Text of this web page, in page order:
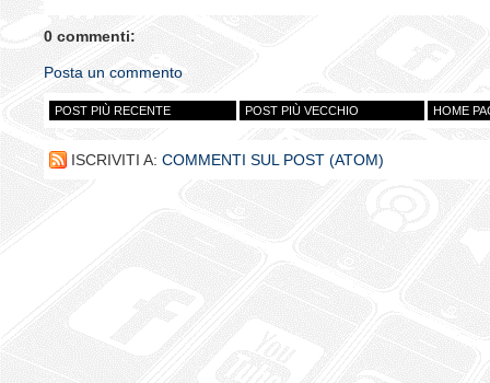
0 commenti:
Posta un commento
POST PIÙ RECENTE POST PIÙ VECCHIO HOME
ISCRIVITI A: COMMENTI SUL POST (ATOM)